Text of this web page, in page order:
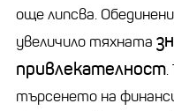
още липсва.
увеличило тяхната
привлекателност.
търсенето на